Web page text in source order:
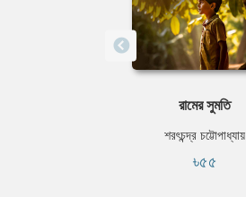
রামের সুমতি
শরৎচন্দ্র চট্টোপাধ্যায়
৳৫৫